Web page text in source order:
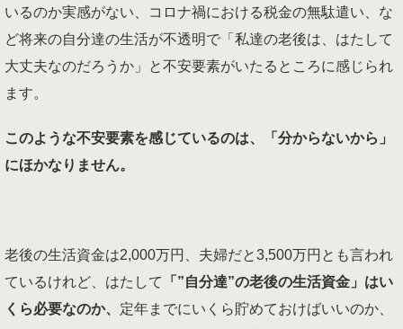
いるのか実感がない、コロナ禍における税金の無駄遣い、な
ど将来の自分達の生活が不透明で「私達の老後は、はたして
大丈夫なのだろうか」と不安要素がいたるところに感じられ
ます。
このような不安要素を感じているのは、「分からないから」
にほかなりません。
老後の生活資金は2,000万円、夫婦だと3,500万円とも言われ
ているけれど、はたして
「”自分達”の老後の生活資金」はい
くら必要なのか、 定年までにいくら貯めておけばいいのか、